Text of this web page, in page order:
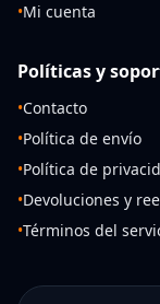
•Mi cuenta
Políticas y
•Contacto
•Política de envío
•Política de
•Devoluciones y
•Términos del